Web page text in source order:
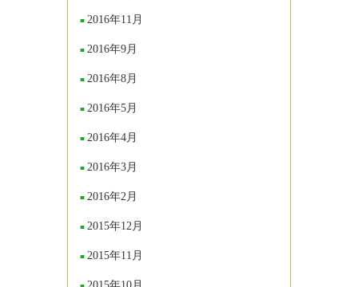
2016年11月
2016年9月
2016年8月
2016年5月
2016年4月
2016年3月
2016年2月
2015年12月
2015年11月